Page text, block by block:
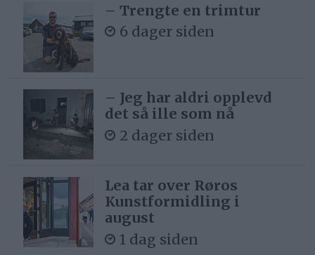
– Trengte en trimtur
6 dager siden
– Jeg har aldri opplevd
det så ille som nå
2 dager siden
Lea tar over Røros
Kunstformidling i
august
1 dag siden